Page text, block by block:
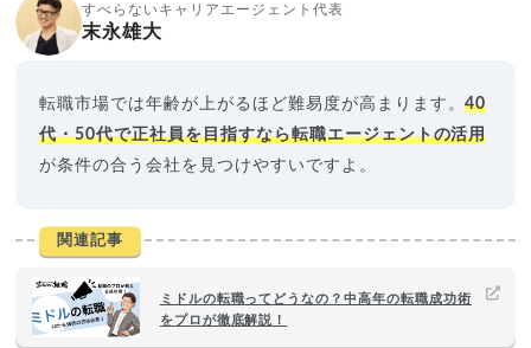
すべらないキャリアエージェント代表
末永雄大
転職市場では年齢が上がるほど難易度が高まります。40
代・50代で正社員を目指すなら転職エージェントの活用
が条件の合う会社を見つけやすいですよ。
関連記事
ミドルの転職ってどうなの？中高年の転職成功術
をプロが徹底解説！